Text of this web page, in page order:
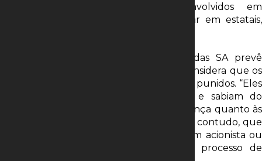
líderes partidários ou políticos envolvidos em
campanhas eleitorais que tentam entrar em estatais,
Luiz Donelli lembra ainda que a Lei das SA prevê
“responsabilização solidária”, e por isso considera que os
conselheiros eleitos também poderão ser punidos. “Eles
se candidataram por vontade própria, e sabiam do
parecer contrário dos órgãos de governança quanto às
suas candidaturas”, pondera. Ele acredita, contudo, que
a CVM precisará ser provocada por algum acionista ou
outro interessado para abrir eventual processo de